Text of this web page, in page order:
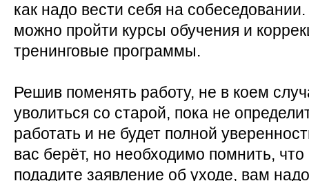
как надо вести себя на
можно пройти курсы обучения и
тренинговые программы.
Решив поменять работу, не в коем
уволиться со старой, пока не
работать и не будет полной
вас берёт, но необходимо помнить, что
подадите заявление об уходе, вам